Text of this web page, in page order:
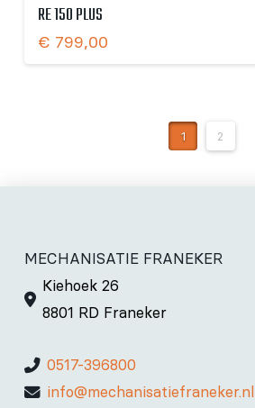
RE 150 PLUS
€ 799,00
1 2
MECHANISATIE FRANEKER
Kiehoek 26
8801 RD Franeker
0517-396800
info@mechanisatiefraneker.nl